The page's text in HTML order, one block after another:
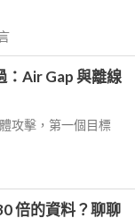
：Air Gap 與離線
攻擊，第一個目標
倍的資料？聊聊